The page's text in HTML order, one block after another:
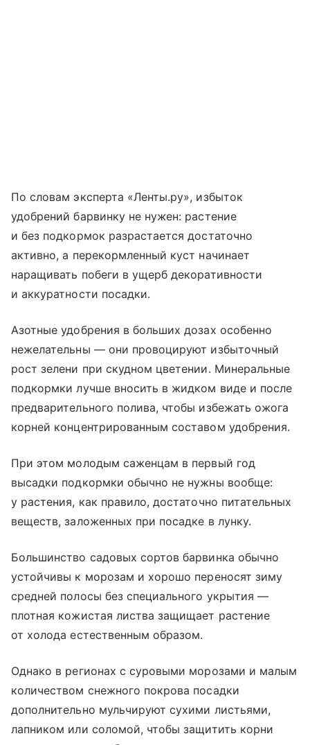
По словам эксперта «Ленты.ру», избыток
удобрений барвинку не нужен: растение
и без подкормок разрастается достаточно
активно, а перекормленный куст начинает
наращивать побеги в ущерб декоративности
и аккуратности посадки.
Азотные удобрения в больших дозах особенно
нежелательны — они провоцируют избыточный
рост зелени при скудном цветении. Минеральные
подкормки лучше вносить в жидком виде и после
предварительного полива, чтобы избежать ожога
корней концентрированным составом удобрения.
При этом молодым саженцам в первый год
высадки подкормки обычно не нужны вообще:
у растения, как правило, достаточно питательных
веществ, заложенных при посадке в лунку.
Большинство садовых сортов барвинка обычно
устойчивы к морозам и хорошо переносят зиму
средней полосы без специального укрытия —
плотная кожистая листва защищает растение
от холода естественным образом.
Однако в регионах с суровыми морозами и малым
количеством снежного покрова посадки
дополнительно мульчируют сухими листьями,
лапником или соломой, чтобы защитить корни